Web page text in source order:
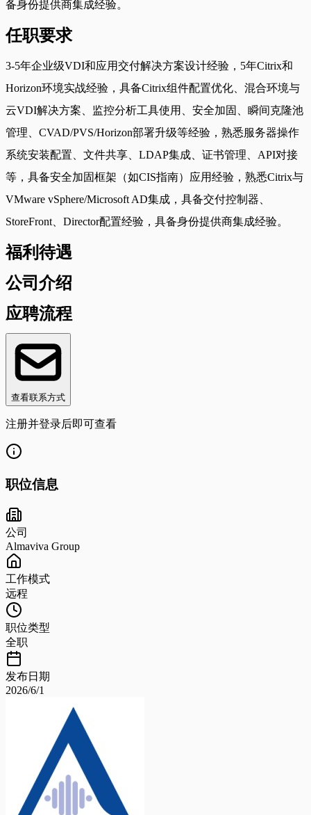
备身份提供商集成经验。
任职要求
3-5年企业级VDI和应用交付解决方案设计经验，5年Citrix和
Horizon环境实战经验，具备Citrix组件配置优化、混合环境与
云VDI解决方案、监控分析工具使用、安全加固、瞬间克隆池
管理、CVAD/PVS/Horizon部署升级等经验，熟悉服务器操作
系统安装配置、文件共享、LDAP集成、证书管理、API对接
等，具备安全加固框架（如CIS指南）应用经验，熟悉Citrix与
VMware vSphere/Microsoft AD集成，具备交付控制器、
StoreFront、Director配置经验，具备身份提供商集成经验。
福利待遇
公司介绍
应聘流程
查看联系方式
注册并登录后即可查看
职位信息
公司
Almaviva Group
工作模式
远程
职位类型
全职
发布日期
2026/6/1